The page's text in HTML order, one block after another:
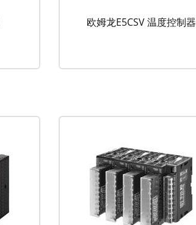
欧姆龙E5CSV 温度控制器